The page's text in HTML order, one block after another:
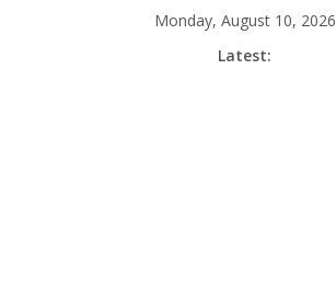
Monday, August 10, 2026
Latest: